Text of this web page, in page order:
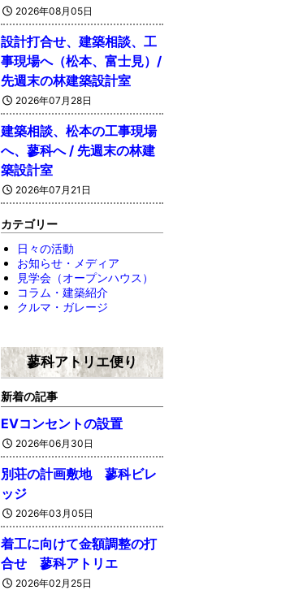
2026年08月05日
設計打合せ、建築相談、工
事現場へ（松本、富士見）/
先週末の林建築設計室
2026年07月28日
建築相談、松本の工事現場
へ、蓼科へ / 先週末の林建
築設計室
2026年07月21日
カテゴリー
日々の活動
お知らせ・メディア
見学会（オープンハウス）
コラム・建築紹介
クルマ・ガレージ
蓼科アトリエ便り
新着の記事
EVコンセントの設置
2026年06月30日
別荘の計画敷地 蓼科ビレ
ッジ
2026年03月05日
着工に向けて金額調整の打
合せ 蓼科アトリエ
2026年02月25日